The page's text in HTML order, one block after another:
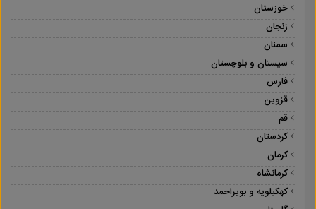
خوزستان
زنجان
سمنان
سیستان و بلوچستان
فارس
قزوین
قم
کردستان
کرمان
کرمانشاه
کهکیلویه و بویراحمد